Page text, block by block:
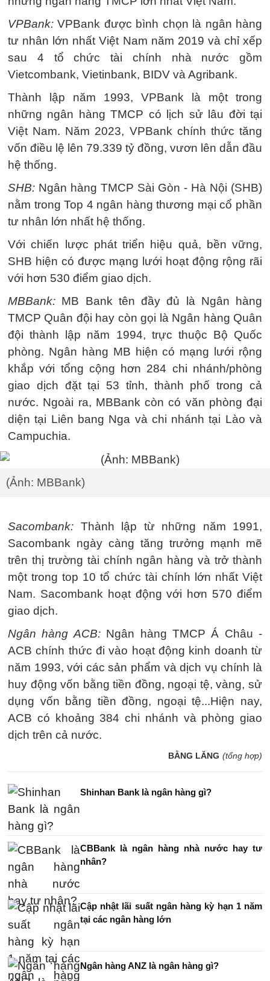
VPBank:VPBank được bình chọn là ngân hàng
tư nhân lớn nhất Việt Nam năm 2019 và chỉ xếp
sau 4 tổ chức tài chính nhà nước gồm
Vietcombank, Vietinbank, BIDV và Agribank.
Thành lập năm 1993, VPBank là một trong
những ngân hàng TMCP có lịch sử lâu đời tại
Việt Nam. Năm 2023, VPBank chính thức tăng
vốn điều lệ lên 79.339 tỷ đồng, vươn lên dẫn đầu
hệ thống.
SHB: Ngân hàng TMCP Sài Gòn - Hà Nội (SHB)
nằm trong Top 4 ngân hàng thương mại cổ phần
tư nhân lớn nhất hệ thống.
Với chiến lược phát triển hiệu quả, bền vững,
SHB hiện có được mạng lưới hoạt động rộng rãi
với hơn 530 điểm giao dịch.
MBBank: MB Bank tên đầy đủ là Ngân hàng
TMCP Quân đội hay còn gọi là Ngân hàng Quân
đội thành lập năm 1994, trực thuộc Bộ Quốc
phòng. Ngân hàng MB hiện có mạng lưới rộng
khắp với tổng cộng hơn 284 chi nhánh/phòng
giao dịch đặt tại 53 tỉnh, thành phố trong cả
nước. Ngoài ra, MBBank còn có văn phòng đại
diện tại Liên bang Nga và chi nhánh tại Lào và
Campuchia.
(Ảnh: MBBank)
Sacombank: Thành lập từ những năm 1991,
Sacombank ngày càng tăng trưởng mạnh mẽ
trên thị trường tài chính ngân hàng và trở thành
một trong top 10 tổ chức tài chính lớn nhất Việt
Nam. Sacombank hoạt động với hơn 570 điểm
giao dịch.
Ngân hàng ACB: Ngân hàng TMCP Á Châu -
ACB chính thức đi vào hoạt động kinh doanh từ
năm 1993, với các sản phẩm và dịch vụ chính là
huy động vốn bằng tiền đồng, ngoại tệ, vàng, sử
dụng vốn bằng tiền đồng, ngoại tệ...Hiện nay,
ACB có khoảng 384 chi nhánh và phòng giao
dịch trên cả nước.
BẰNG LĂNG (tổng hợp)
Shinhan Bank là ngân hàng gì?
CBBank là ngân hàng nhà nước hay tư
nhân?
Cập nhật lãi suất ngân hàng kỳ hạn 1 năm
tại các ngân hàng lớn
Ngân hàng ANZ là ngân hàng gì?